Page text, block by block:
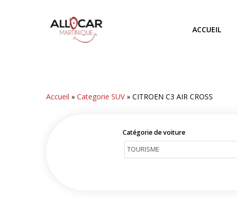
ACCUEIL
Accueil »Categorie SUV»CITROEN C3 AIR CROSS
Catégorie de voiture